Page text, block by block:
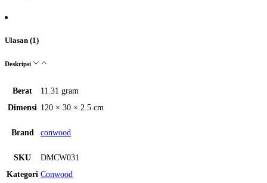
Ulasan (1)
Deskripsi
Berat
11.31 gram
Dimensi 120 × 30 × 2.5 cm
Brand conwood
SKU
DMCW031
Kategori Conwood